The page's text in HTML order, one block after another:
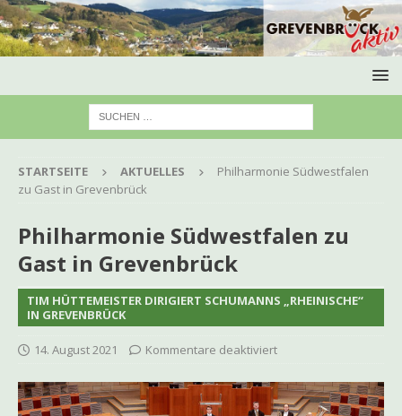
STARTSEITE AKTUELLES
Philharmonie Südwestfalen
zu Gast in Grevenbrück
Philharmonie Südwestfalen zu
Gast in Grevenbrück
TIM HÜTTEMEISTER DIRIGIERT SCHUMANNS „RHEINISCHE“
IN GREVENBRÜCK
14. August 2021 Kommentare deaktiviert